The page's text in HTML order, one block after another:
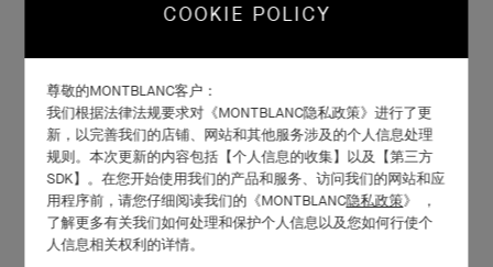
COOKIE POLICY
尊敬的MONTBLANC客户：
我们根据法律法规要求对《MONTBLANC隐私政策》进行了更
新，以完善我们的店铺、网站和其他服务涉及的个人信息处理
规则。本次更新的内容包括【个人信息的收集】以及【第三方
SDK】。在您开始使用我们的产品和服务、访问我们的网站和应
用程序前，请您仔细阅读我们的《MONTBLANC隐私政策》 ，
了解更多有关我们如何处理和保护个人信息以及您如何行使个
人信息相关权利的详情。